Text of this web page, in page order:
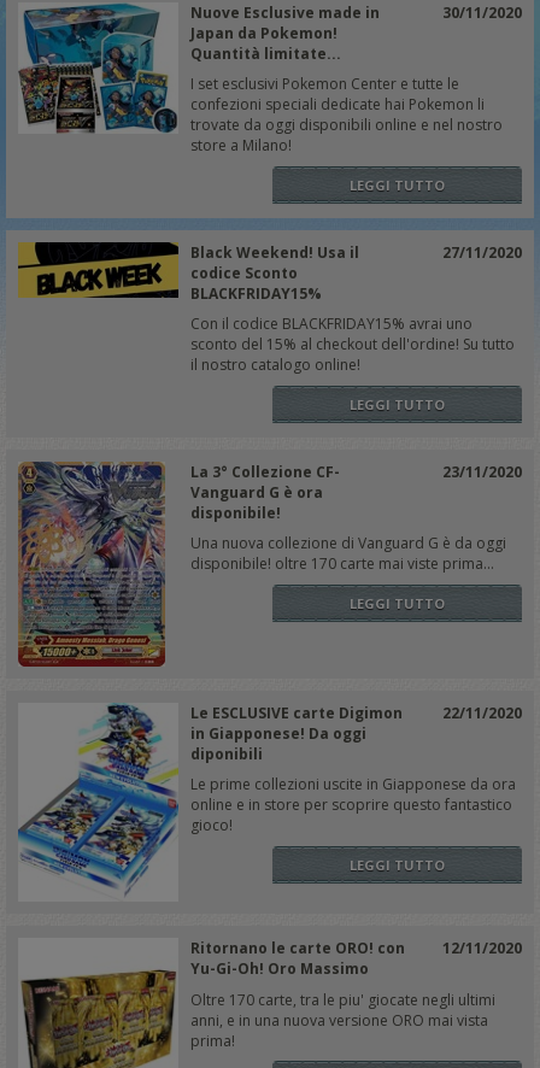
Nuove Esclusive made in
Japan da Pokemon!
Quantità limitate...
30/11/2020
I set esclusivi Pokemon Center e tutte le
confezioni speciali dedicate hai Pokemon li
trovate da oggi disponibili online e nel nostro
store a Milano!
LEGGI TUTTO
Black Weekend! Usa il
codice Sconto
BLACKFRIDAY15%
27/11/2020
Con il codice BLACKFRIDAY15% avrai uno
sconto del 15% al checkout dell'ordine! Su tutto
il nostro catalogo online!
LEGGI TUTTO
La 3° Collezione CF-
Vanguard G è ora
disponibile!
23/11/2020
Una nuova collezione di Vanguard G è da oggi
disponibile! oltre 170 carte mai viste prima...
LEGGI TUTTO
Le ESCLUSIVE carte Digimon
in Giapponese! Da oggi
diponibili
22/11/2020
Le prime collezioni uscite in Giapponese da ora
online e in store per scoprire questo fantastico
gioco!
LEGGI TUTTO
Ritornano le carte ORO! con
Yu-Gi-Oh! Oro Massimo
12/11/2020
Oltre 170 carte, tra le piu' giocate negli ultimi
anni, e in una nuova versione ORO mai vista
prima!